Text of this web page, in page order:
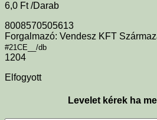
6,0 Ft /Darab
8008570505613
Forgalmazó: Vendesz KFT
#21CE__/db
1204
Elfogyott
Levelet kérek ha